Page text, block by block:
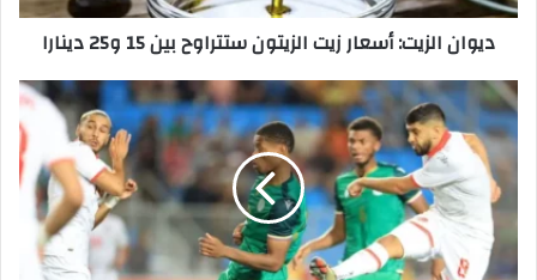
و25
ديناراديوان الزيت: أسعار زيت الزيتون ستتراوح بين 15 و25 دينارا
هزيمة
مفاجئة
للمنتخب
التونسي
أمام
جزر
القمر:
غياب